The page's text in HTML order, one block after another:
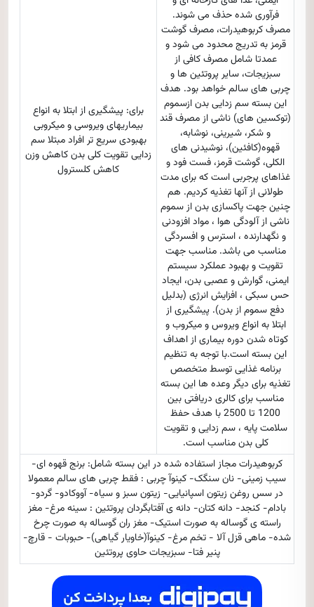
فرآوری شده حذف می شوند.
مصرف کربوهیدرات، مصرف گوشت
قرمز به تدریج محدود می شود و
عمدتا شامل مصرف کافی از
سبزیجات، سایر پروتئین ها و
چربی های سالم خواهد بود. هدف
این بسته سم زدایی بدن ازسموم
(توکسین های) ناشی از مصرف قند
و شکر، شیرینی، نوشابه،
قهوه(کافئین)، نوشیدنی های
الکلی، گوشت قرمز، فست فود و
غذاهای پرجربی است که برای مدت
طولانی از آنها تغذیه کردیم. هم
چنین جهت پاکسازی بدن از سموم
ناشی از آلودگی هوا ، مواد افزودنی
و نگهدارنده ، استرس و افسردگی
مناسب می باشد. مناسب جهت
تقویت و بهبود عملکرد سیستم
ایمنی، گوارش و عصبی بدن، ایجاد
حس سبکی ، افزایش انرژی (بدلیل
دفع سموم از بدن). پیشگیری از
ابتلا به انواع ویروس و میکروب و
کوتاه شدن دوره بیماری از اهداف
این بسته است.با توجه به تنظیم
برنامه غذایی توسط متخصص
تغذیه برای دیگر وعده ها این بسته
مناسب برای کالری دریافتی بین
1200 تا 2500 با هدف حفظ
سلامت پایه ، سم زدایی و تقویت
کلی بدن مناسب است.
برای: پیشگیری از ابتلا به انواع
بیماریهای ویروسی و میکروبی
بهبودی سریع تر افراد مبتلا سم
زدایی تقویت کلی بدن کاهش وزن
کاهش کلسترول
کربوهیدرات مجاز استفاده شده در این بسته شامل: برنج قهوه ای-
سیب زمینی- نان سنگک- کینوآ چربی : فقط چربی های سالم معمولا
در سس روغن زیتون اسپانیایی- زیتون سبز و سیاه- آووکادو- گردو-
بادام- کنجد- دانه کتان- دانه ی آفتابگردان پروتئین : سینه مرغ- مغز
راسته ی گوساله به صورت استیک- مغز ران گوساله به صورت چرخ
شده- ماهی قزل آلا - تخم مرغ- کینوآ(خاویار گیاهی)- حبوبات - قارچ-
پنیر فتا- سبزیجات حاوی پروتئین